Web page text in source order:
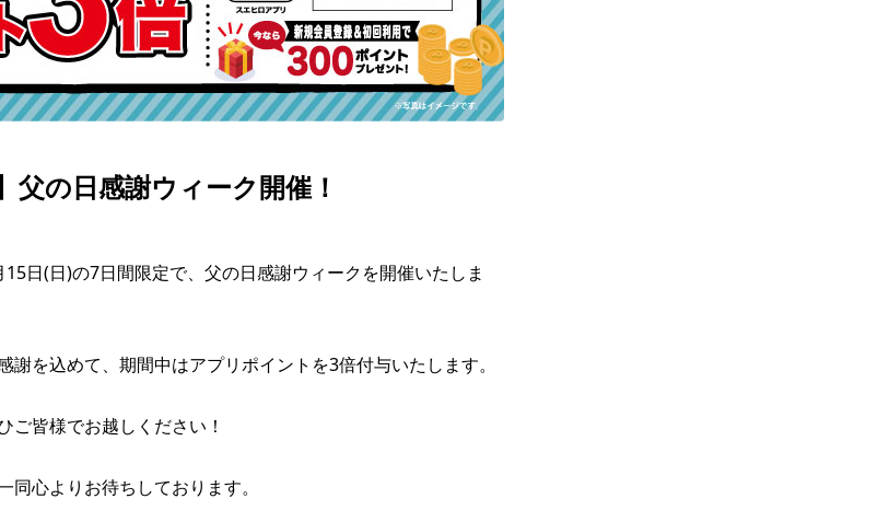
父の日感謝ウィーク開催！
日(日)の7日間限定で、父の日感謝ウィークを開催いたしま
謝を込めて、期間中はアプリポイントを3倍付与いたします。
ご皆様でお越しください！
同心よりお待ちしております。